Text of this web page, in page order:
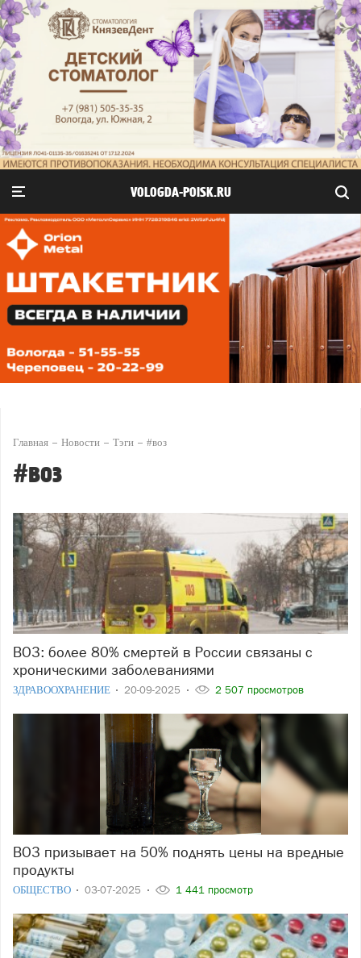
VOLOGDA-POISK.RU
Главная Новости Тэги #воз
#воз
ВОЗ: более 80% смертей в России связаны с
хроническими заболеваниями
ЗДРАВООХРАНЕНИЕ 20-09-2025 2 507 просмотров
ВОЗ призывает на 50% поднять цены на вредные
продукты
ОБЩЕСТВО 03-07-2025 1 441 просмотр